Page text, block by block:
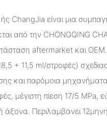
ChangJia είναι μια
από την CHONGQING
aftermarket και
+ 11,5 ml/στροφές)
και παρόμοια
μέγιστη πίεση 17/5
άξονα. Περιλαμβάνει